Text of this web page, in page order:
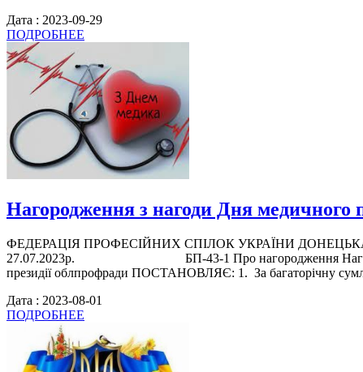
Дата : 2023-09-29
ПОДРОБНЕЕ
Нагородження з нагоди Дня медичного
ФЕДЕРАЦІЯ ПРОФЕСІЙНИХ СПІЛОК УКРАЇНИ
27.07.2023р. БП-43-1 Про нагородження Нагрудним
президії облпрофради ПОСТАНОВЛЯЄ: 1. За багаторічну
Дата : 2023-08-01
ПОДРОБНЕЕ